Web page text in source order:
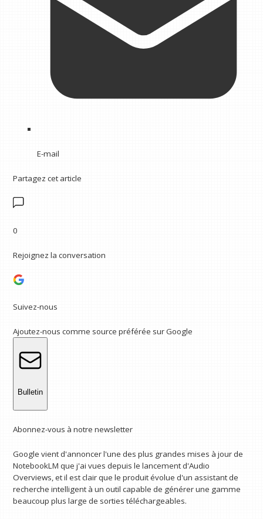
E-mail
Partagez cet article
0
Rejoignez la conversation
Suivez-nous
Ajoutez-nous comme source préférée sur Google
Bulletin
Abonnez-vous à notre newsletter
Google vient d'annoncer l'une des plus grandes mises à jour de
NotebookLM que j'ai vues depuis le lancement d'Audio
Overviews, et il est clair que le produit évolue d'un assistant de
recherche intelligent à un outil capable de générer une gamme
beaucoup plus large de sorties téléchargeables.